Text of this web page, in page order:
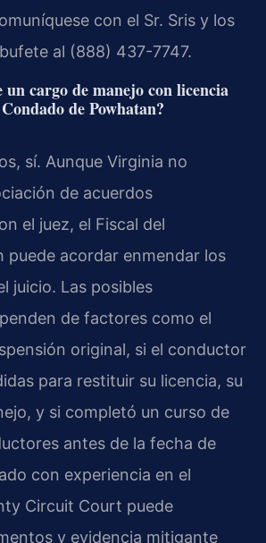
con el Sr. Sris y los
al (888) 437-7747.
un cargo de manejo con licencia
de Powhatan?
sí. Aunque Virginia no
de acuerdos
el juez, el Fiscal del
puede acordar enmendar los
juicio. Las posibles
de factores como el
original, si el conductor
para restituir su licencia, su
y si completó un curso de
antes de la fecha de
con experiencia en el
Circuit Court puede
y evidencia mitigante